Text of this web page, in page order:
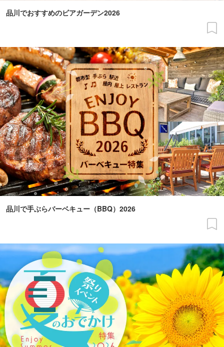
品川でおすすめのビアガーデン2026
品川で手ぶらバーベキュー（BBQ）2026